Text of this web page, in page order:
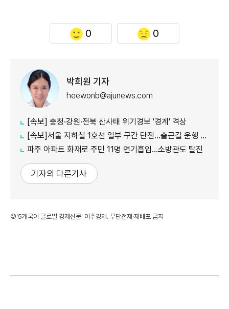
0 0
박희원 기자
heewonb@ajunews.com
[속보] 충청·강원·전북 산사태 위기경보 '경계' 격상
[속보]서울 지하철 1호선 일부 구간 단전…출근길 운행 지연
파주 아파트 화재로 주민 11명 연기흡입…소방관도 탈진
기자의 다른기사
©'5개국어 글로벌 경제신문' 아주경제. 무단전재·재배포 금지